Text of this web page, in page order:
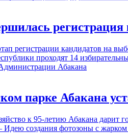
регистрации кандидатов на
проходят 14
парке Абакана
к 95-летию Абакана дарит
Идею создания фотозоны с